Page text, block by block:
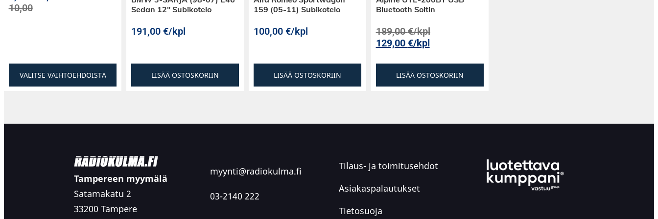
roisketiiviitä takaosan silikonitiivisteen ansiosta.
10,00
VALITSE VAIHTOEHDOISTA
Sedan 12″ Subikotelo
191,00 €/kpl
LISÄÄ OSTOSKORIIN
159 (05-11) Subikotelo
100,00 €/kpl
LISÄÄ OSTOSKORIIN
Bluetooth Soitin
189,00€/kpl
129,00 €/kpl
LISÄÄ OSTOSKORIIN
Tampereen myymälä
Satamakatu 2
33200 Tampere
myynti@radiokulma.fi
03-2140 222
Tilaus- ja toimitusehdot
Asiakaspalautukset
Tietosuoja